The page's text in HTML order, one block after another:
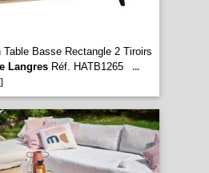
Table Basse Rectangle 2 Tiroirs
LangresRéf. HATB1265
...